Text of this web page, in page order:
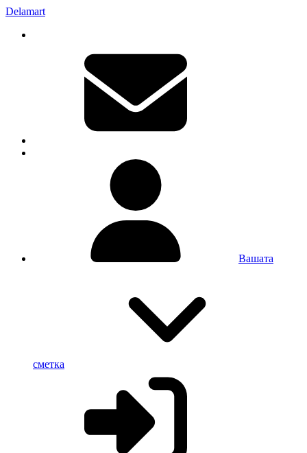
Delamart
Вашата
сметка